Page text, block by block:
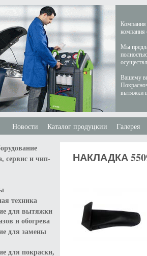
Компания
компания
Мы
Вашему
вытяжки
Новости Каталог продуцкии Галерея
сервис и чип-
техника
для вытяжки
и обогрева
для замены
для покраски,
НАКЛАДКА